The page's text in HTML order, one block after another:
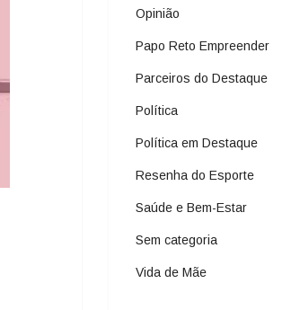
Opinião
Papo Reto Empreender
Parceiros do Destaque
Política
Política em Destaque
Resenha do Esporte
Saúde e Bem-Estar
Sem categoria
Vida de Mãe